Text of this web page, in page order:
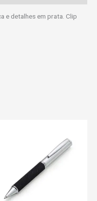
e detalhes em prata. Clip